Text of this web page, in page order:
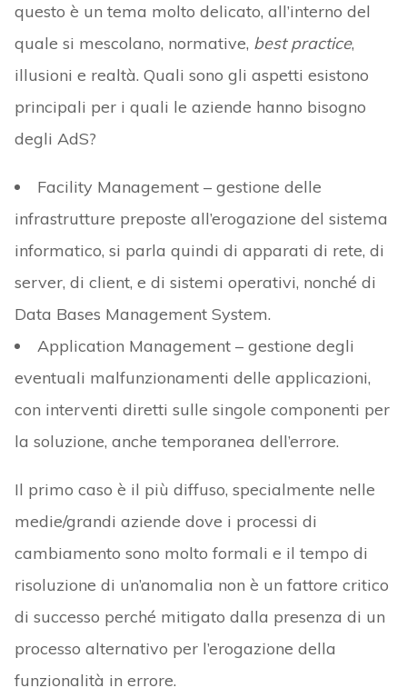
questo è un tema molto delicato, all’interno del
quale si mescolano, normative, best practice,
illusioni e realtà. Quali sono gli aspetti esistono
principali per i quali le aziende hanno bisogno
degli AdS?
Facility Management – gestione delle
infrastrutture preposte all’erogazione del sistema
informatico, si parla quindi di apparati di rete, di
server, di client, e di sistemi operativi, nonché di
Data Bases Management System.
Application Management – gestione degli
eventuali malfunzionamenti delle applicazioni,
con interventi diretti sulle singole componenti per
la soluzione, anche temporanea dell’errore.
Il primo caso è il più diffuso, specialmente nelle
medie/grandi aziende dove i processi di
cambiamento sono molto formali e il tempo di
risoluzione di un’anomalia non è un fattore critico
di successo perché mitigato dalla presenza di un
processo alternativo per l’erogazione della
funzionalità in errore.